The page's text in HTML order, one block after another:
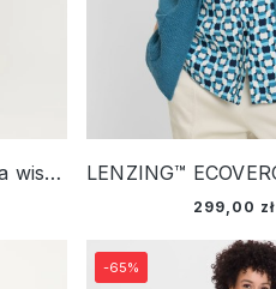
LENZING™ ECOVERO™ Niebieska wiskozowa sukienka damska w kwiaty z elastanem – Vintage Cruise
299,00 zł
-65%